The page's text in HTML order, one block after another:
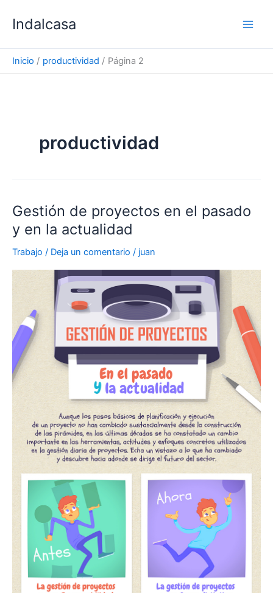
Indalcasa
Inicio productividad Página 2
productividad
Gestión de proyectos en el pasado
y en la actualidad
Trabajo / Deja un comentario / juan